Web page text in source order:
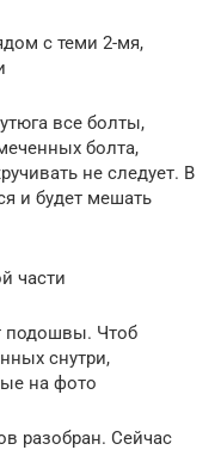
с теми 2-мя,
все болты,
болта,
не следует. В
и будет мешать
части
подошвы. Чтоб
снутри,
на фото
разобран. Сейчас